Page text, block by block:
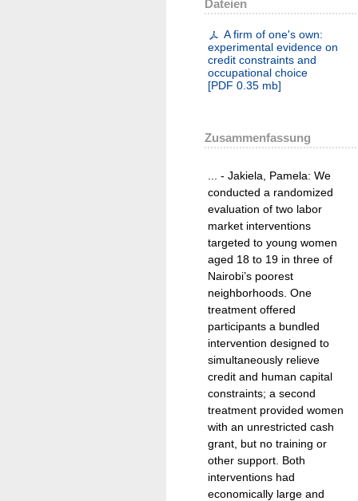
Dateien
A firm of one's own:
experimental evidence on
credit constraints and
occupational choice
[PDF 0.35 mb]
Zusammenfassung
... - Jakiela, Pamela: We
conducted a randomized
evaluation of two labor
market interventions
targeted to young women
aged 18 to 19 in three of
Nairobi’s poorest
neighborhoods. One
treatment offered
participants a bundled
intervention designed to
simultaneously relieve
credit and human capital
constraints; a second
treatment provided women
with an unrestricted cash
grant, but no training or
other support. Both
interventions had
economically large and